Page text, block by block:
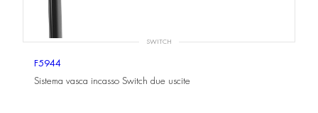
SWITCH
F5944
Sistema vasca incasso Switch due uscite